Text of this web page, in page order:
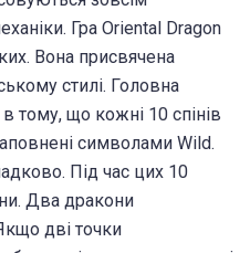
Гра Oriental Dragon
Вона присвячена
стилі. Головна
тому, що кожні 10 спінів
символами Wild.
Під час цих 10
Два дракони
дві точки